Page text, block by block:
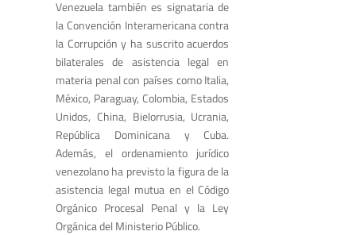
Venezuela también es signataria de
la Convención Interamericana contra
la Corrupción y ha suscrito acuerdos
bilaterales de asistencia legal en
materia penal con países como Italia,
México, Paraguay, Colombia, Estados
Unidos, China, Bielorrusia, Ucrania,
República Dominicana y Cuba.
Además, el ordenamiento jurídico
venezolano ha previsto la figura de la
asistencia legal mutua en el Código
Orgánico Procesal Penal y la Ley
Orgánica del Ministerio Público.